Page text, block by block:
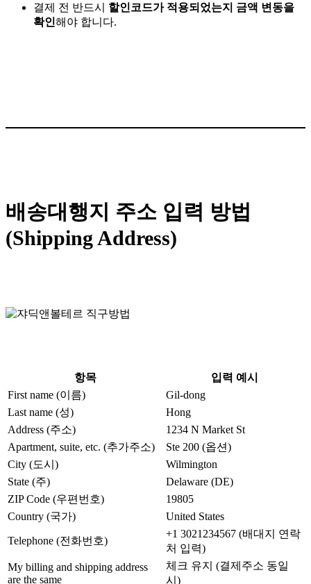
결제 전 반드시 할인코드가 적용되었는지 금액 변동을
확인해야 합니다.
배송대행지 주소 입력 방법
(Shipping Address)
항목
입력 예시
First name (이름)
Gil-dong
Last name (성)
Hong
Address (주소)
1234 N Market St
Apartment, suite, etc. (추가주소)
Ste 200 (옵션)
City (도시)
Wilmington
State (주)
Delaware (DE)
ZIP Code (우편번호)
19805
Country (국가)
United States
Telephone (전화번호)
+1 3021234567 (배대지 연락
처 입력)
My billing and shipping address
are the same
체크 유지 (결제주소 동일
시)